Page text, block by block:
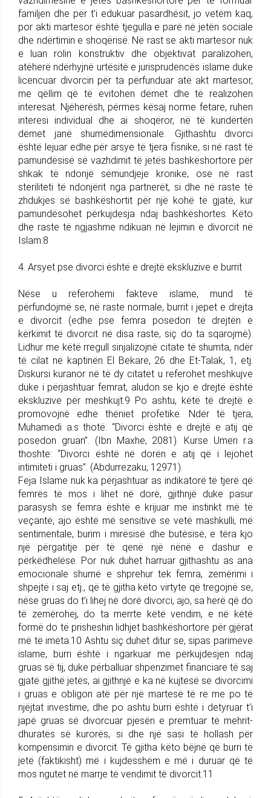
familjen dhe për t’i edukuar pasardhësit, jo vetëm kaq,
por akti martesor është tjegulla e parë në jetën sociale
dhe ndërtimin e shoqërisë. Në rast se akti martesor nuk
e luan rolin konstruktiv dhe objektivat paralizohen,
atëherë ndërhyjnë urtësitë e jurisprudencës islame duke
licencuar divorcin për ta përfunduar atë akt martesor,
me qëllim që të evitohen dëmet dhe të realizohen
interesat. Njëherësh, përmes kësaj norme fetare, ruhen
interesi individual dhe ai shoqëror, në të kundërtën
dëmet janë shumëdimensionale. Gjithashtu divorci
është lejuar edhe për arsye të tjera fisnike, si në rast të
pamundësisë së vazhdimit të jetës bashkëshortore për
shkak të ndonjë sëmundjeje kronike, ose në rast
steriliteti të ndonjërit nga partnerët, si dhe në raste të
zhdukjes së bashkëshortit për një kohë të gjatë, kur
pamundësohet përkujdesja ndaj bashkëshortes. Këto
dhe raste të ngjashme ndikuan në lejimin e divorcit në
Islam.8
4. Arsyet pse divorci është e drejtë ekskluzive e burrit
Nëse u referohemi fakteve islame, mund të
përfundojmë se, në raste normale, burrit i jepet e drejta
e divorcit (edhe pse femra posedon të drejtën e
kërkimit të divorcit në disa raste, siç do ta sqarojmë).
Lidhur me këtë rregull sinjalizojnë citate të shumta, ndër
të cilat në kaptinën El Bekare, 26 dhe Et-Talak, 1, etj.
Diskursi kuranor në të dy citatet u referohet meshkujve
duke i përjashtuar femrat, aludon se kjo e drejtë është
ekskluzive për meshkujt.9 Po ashtu, këtë të drejtë e
promovojnë edhe thëniet profetike. Ndër të tjera,
Muhamedi a.s thotë: “Divorci është e drejtë e atij që
posedon gruan”. (Ibn Maxhe, 2081). Kurse Umeri r.a
thoshte: “Divorci është në dorën e atij që i lejohet
intimiteti i gruas”. (Abdurrezaku, 12971).
Feja Islame nuk ka përjashtuar as indikatorë të tjerë që
femrës të mos i lihet në dorë, gjithnjë duke pasur
parasysh se femra është e krijuar me instinkt më të
veçantë, ajo është më sensitive se vetë mashkulli, më
sentimentale, burim i mirësisë dhe butësisë, e tëra kjo
një përgatitje për të qenë një nënë e dashur e
përkëdhelëse. Por nuk duhet harruar gjithashtu as ana
emocionale shumë e shprehur tek femra, zemërimi i
shpejtë i saj etj., që të gjitha këto virtyte që tregojnë se,
nëse gruas do t’i lihej në dorë divorci, ajo, sa herë që do
të zemërohej, do ta merrte këtë vendim, e në këtë
formë do të prisheshin lidhjet bashkëshortore për gjërat
më të imëta.10 Ashtu siç duhet ditur se, sipas parimeve
islame, burri është i ngarkuar me përkujdesjen ndaj
gruas së tij, duke përballuar shpenzimet financiare të saj
gjatë gjithë jetës, ai gjithnjë e ka në kujtesë se divorcimi
i gruas e obligon atë për një martesë të re me po të
njëjtat investime, dhe po ashtu burri është i detyruar t’i
japë gruas së divorcuar pjesën e premtuar të mehrit-
dhuratës së kurorës, si dhe një sasi të hollash për
kompensimin e divorcit. Të gjitha këto bëjnë që burri të
jetë (faktikisht) më i kujdesshëm e më i duruar që të
mos ngutet në marrje të vendimit të divorcit.11